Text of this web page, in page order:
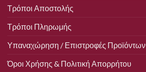
Τρόποι Αποστολής
Τρόποι Πληρωμής
Υπαναχώρηση / Επιστροφές Προϊόντων
Όροι Χρήσης & Πολιτική Απορρήτου